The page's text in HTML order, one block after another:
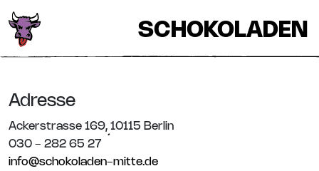
SCHOKOLADEN
Adresse
Ackerstrasse 169, 10115 Berlin
030 - 282 65 27
info@schokoladen-mitte.de